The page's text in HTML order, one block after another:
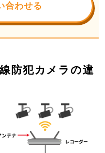
合わせる
防犯カメラの違